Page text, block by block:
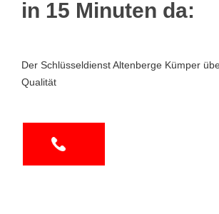
in 15 Minuten da:
Der Schlüsseldienst Altenberge Kümper
Qualität